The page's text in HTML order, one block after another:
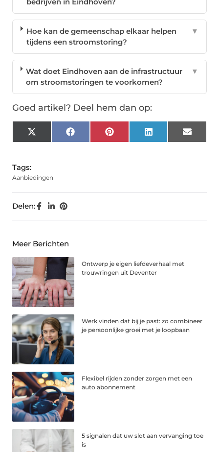
bedrijven in Eindhoven?
Hoe kan de gemeenschap elkaar helpen
tijdens een stroomstoring?
▼
Wat doet Eindhoven aan de infrastructuur
om stroomstoringen te voorkomen?
▼
Goed artikel? Deel hem dan op:
X
(Twitter)
FacebookPinterest LinkedIn Email
Tags:
Aanbiedingen
Delen:
Meer Berichten
Ontwerp je eigen liefdeverhaal met
trouwringen uit Deventer
Werk vinden dat bij je past: zo combineer
je persoonlijke groei met je loopbaan
Flexibel rijden zonder zorgen met een
auto abonnement
5 signalen dat uw slot aan vervanging toe
is